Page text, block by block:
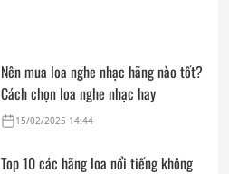
Nên mua loa nghe nhạc hãng nào tốt?
Cách chọn loa nghe nhạc hay
15/02/2025 14:44
Top 10 các hãng loa nổi tiếng không